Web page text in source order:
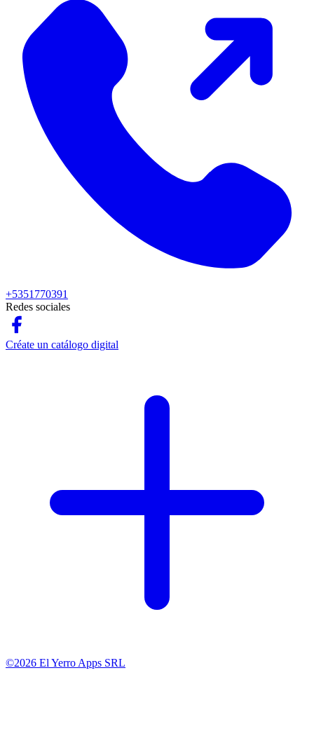
+5351770391
Redes sociales
Créate un catálogo digital
©2026 El Yerro Apps SRL